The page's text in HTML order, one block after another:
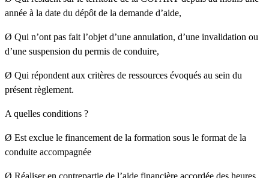
année à la date du dépôt de la demande d’aide,
Ø Qui n’ont pas fait l’objet d’une annulation, d’une invalidation ou
d’une suspension du permis de conduire,
Ø Qui répondent aux critères de ressources évoqués au sein du
présent règlement.
A quelles conditions ?
Ø Est exclue le financement de la formation sous le format de la
conduite accompagnée